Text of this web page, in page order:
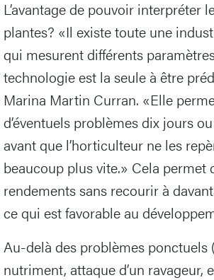
L’avantage de pouvoir interpréter
plantes? «Il existe toute une
qui mesurent différents
technologie est la seule à être
Marina Martin Curran. «Elle
d’éventuels problèmes dix jours
avant que l’horticulteur ne les
beaucoup plus vite.» Cela permet
rendements sans recourir à
ce qui est favorable au
Au-delà des problèmes ponctuels
nutriment, attaque d’un ravageur,